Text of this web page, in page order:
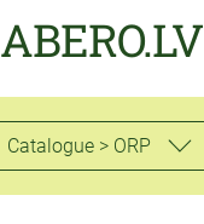
ABERO.LV
Catalogue > ORP